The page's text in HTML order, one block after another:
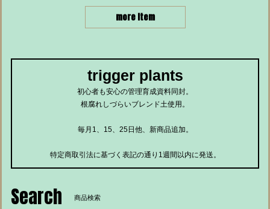
more item
trigger plants
初心者も安心の管理育成資料同封。
根腐れしづらいブレンド土使用。
毎月1、15、25日他、新商品追加。
特定商取引法に基づく表記の通り1週間以内に発送。
Search 商品検索